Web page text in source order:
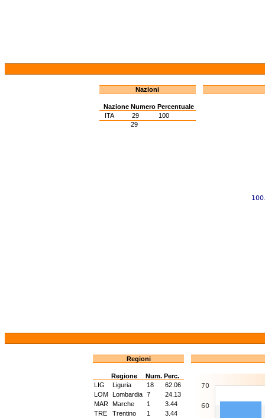
Nazioni
Nazione Numero Percentuale
ITA
29
100
29
Regioni
Regione Num. Perc.
LIG
Liguria 18
62.06
LOM Lombardia 7
24.13
MAR Marche 1
3.44
TRE
Trentino 1 3.44